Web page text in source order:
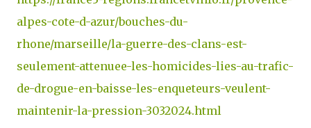
alpes-cote-d-azur/bouches-du-
rhone/marseille/la-guerre-des-clans-est-
seulement-attenuee-les-homicides-lies-au-trafic-
de-drogue-en-baisse-les-enqueteurs-veulent-
maintenir-la-pression-3032024.html